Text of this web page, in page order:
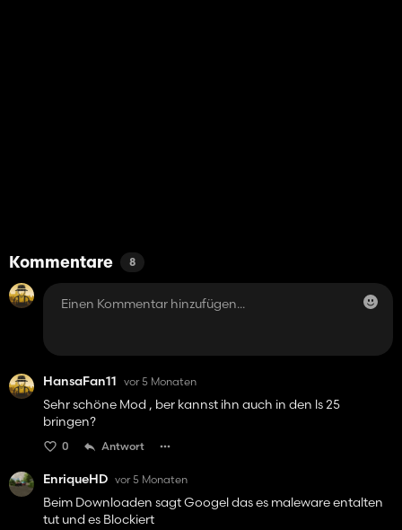
Kommentare 8
HansaFan11 vor 5 Monaten
Sehr schöne Mod , ber kannst ihn auch in den ls 25
bringen?
0 Antwort
EnriqueHD vor 5 Monaten
Beim Downloaden sagt Googel das es maleware entalten
tut und es Blockiert